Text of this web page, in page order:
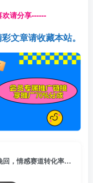
请分享------
文章请收藏本站。
（6752期）情感号变现细分赛道—挽回，情感赛道转化率天花板（附渠道）